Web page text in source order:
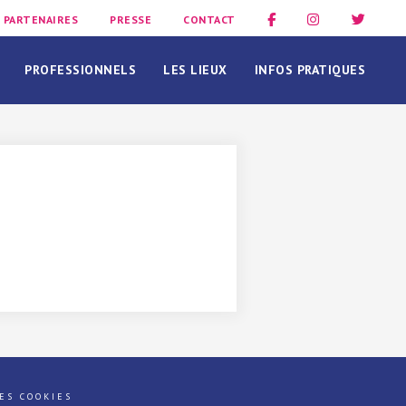
PARTENAIRES PRESSE CONTACT
PROFESSIONNELS LES LIEUX INFOS PRATIQUES
COOKIES